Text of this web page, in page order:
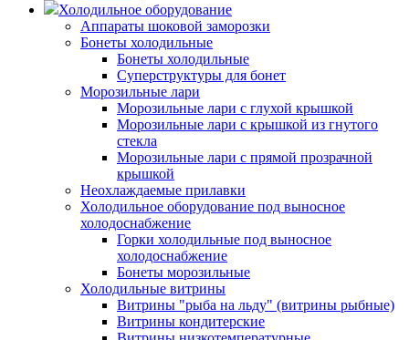
Холодильное оборудование
Аппараты шоковой заморозки
Бонеты холодильные
Бонеты холодильные
Суперструктуры для бонет
Морозильные лари
Морозильные лари с глухой крышкой
Морозильные лари с крышкой из гнутого
стекла
Морозильные лари с прямой прозрачной
крышкой
Неохлаждаемые прилавки
Холодильное оборудование под выносное
холодоснабжение
Горки холодильные под выносное
холодоснабжение
Бонеты морозильные
Холодильные витрины
Витрины "рыба на льду" (витрины рыбные)
Витрины кондитерские